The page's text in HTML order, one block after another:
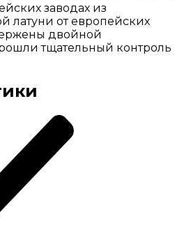
заводах из
латуни от европейских
двойной
тщательный контроль